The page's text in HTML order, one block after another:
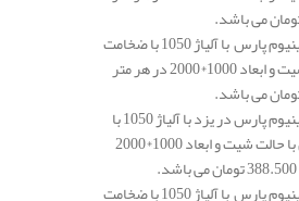
قیمت ورق آلومینیوم پارس با آلیاژ 1050 با ضخامت
8 میل با حالت شیت و ابعاد 1000*2000 در هر متر
قیمت ورق آلومینیوم پارس در یزد با آلیاژ 1050 با
ضخامت 10 میل با حالت شیت و ابعاد 1000*2000
قیمت ورق آلومینیوم پارس با آلیاژ 1050 با ضخامت